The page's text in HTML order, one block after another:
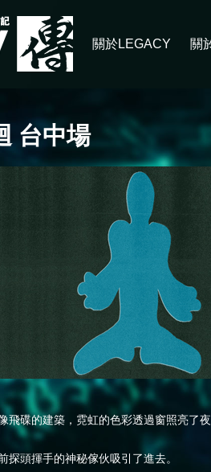
關於LEGACY 關
台中場
飛碟的建築，霓虹的色彩透過窗照亮了
探頭揮手的神秘傢伙吸引了進去。